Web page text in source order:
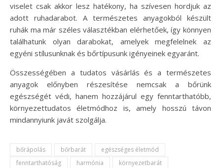
viselet csak akkor lesz hatékony, ha szívesen hordjuk az
adott ruhadarabot. A természetes anyagokból készült
ruhák ma már széles választékban elérhetőek, így könnyen
találhatunk olyan darabokat, amelyek megfelelnek az
egyéni stílusunknak és bőrtípusunk igényeinek egyaránt.
Összességében a tudatos vásárlás és a természetes
anyagok előnyben részesítése nemcsak a bőrünk
egészségét védi, hanem hozzájárul egy fenntarthatóbb,
környezettudatos életmódhoz is, amely hosszú távon
mindannyiunk javát szolgálja.
bőrápolás bőrbarát
egészséges életmód
fenntarthatóság
harmónia
környezetbarát